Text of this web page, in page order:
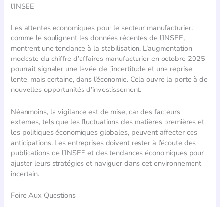
l’INSEE
Les attentes économiques pour le secteur manufacturier,
comme le soulignent les données récentes de l’INSEE,
montrent une tendance à la stabilisation. L’augmentation
modeste du chiffre d’affaires manufacturier en octobre 2025
pourrait signaler une levée de l’incertitude et une reprise
lente, mais certaine, dans l’économie. Cela ouvre la porte à de
nouvelles opportunités d’investissement.
Néanmoins, la vigilance est de mise, car des facteurs
externes, tels que les fluctuations des matières premières et
les politiques économiques globales, peuvent affecter ces
anticipations. Les entreprises doivent rester à l’écoute des
publications de l’INSEE et des tendances économiques pour
ajuster leurs stratégies et naviguer dans cet environnement
incertain.
Foire Aux Questions